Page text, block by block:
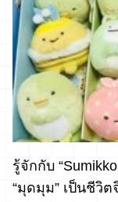
รู้จักกับ
“มุดมุม” เป็นชีวิต